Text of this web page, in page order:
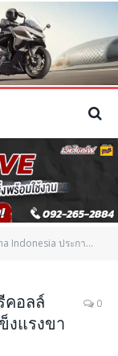
ระกาศรีคอลล์ Tmax 560 จากปัญหา “ความแข็งแรงขาตั้งคู่”
คอลล์
งแรงขา
0